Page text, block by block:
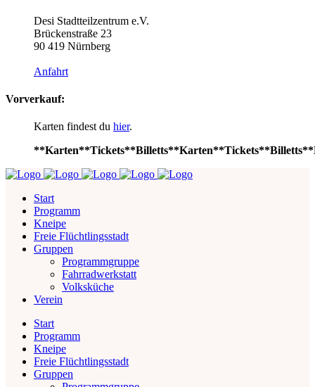
Desi Stadtteilzentrum e.V.
Brückenstraße 23
90 419 Nürnberg
Anfahrt
Vorverkauf:
Karten findest du hier.
Start
Programm
Kneipe
Freie Flüchtlingsstadt
Gruppen
Programmgruppe
Fahrradwerkstatt
Volksküche
Verein
Start
Programm
Kneipe
Freie Flüchtlingsstadt
Gruppen